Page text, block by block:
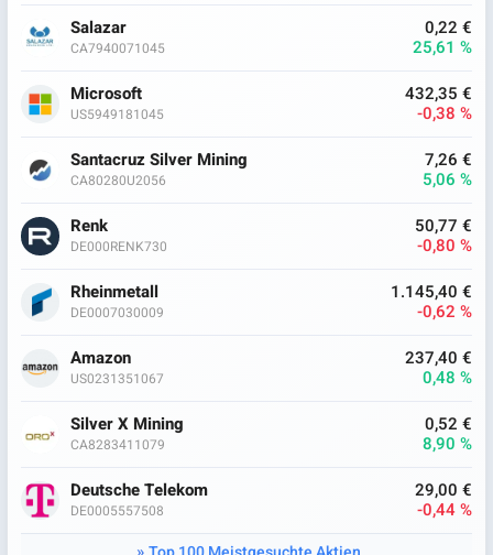
Salazar
CA7940071045
0,22 €
25,61 %
Microsoft
US5949181045
432,35 €
-0,38 %
Santacruz Silver Mining
CA80280U2056
7,26 €
5,06 %
Renk
DE000RENK730
50,77 €
-0,80 %
Rheinmetall
DE0007030009
1.145,40 €
-0,62 %
Amazon
US0231351067
237,40 €
0,48 %
Silver X Mining
CA8283411079
0,52 €
8,90 %
Deutsche Telekom
DE0005557508
29,00 €
-0,44 %